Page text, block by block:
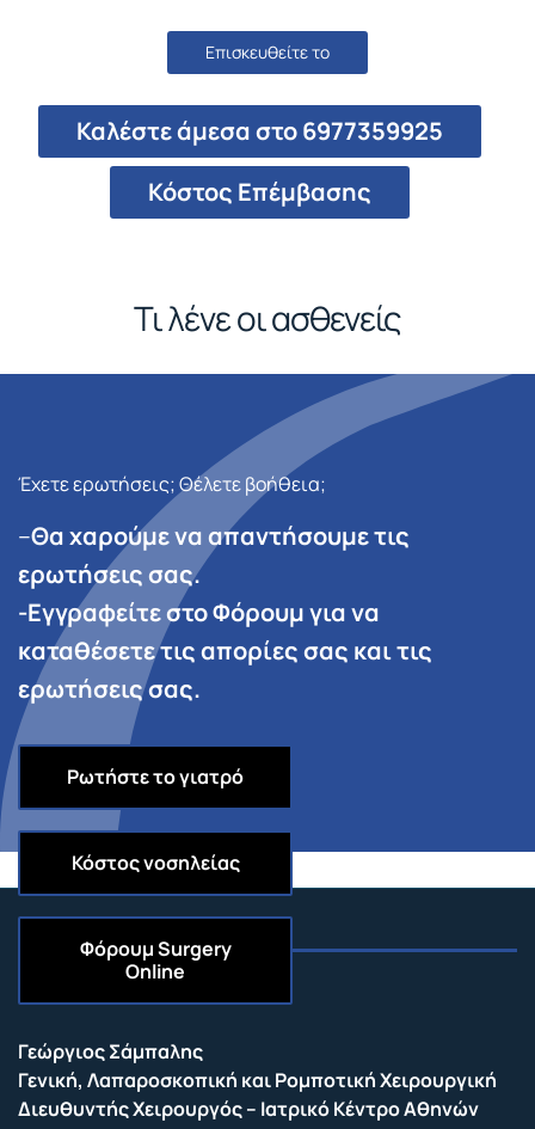
Επισκευθείτε το
Καλέστε άμεσα στο 6977359925
Κόστος Επέμβασης
Τι λένε οι ασθενείς
Έχετε ερωτήσεις; Θέλετε βοήθεια;
–Θα χαρούμε να απαντήσουμε τις
ερωτήσεις σας.
-Εγγραφείτε στο Φόρουμ για να
καταθέσετε τις απορίες σας και τις
ερωτήσεις σας.
Ρωτήστε το γιατρό
Κόστος νοσηλείας
ΦόρουμSurgery
Online
Γεώργιος Σάμπαλης
Γενική, Λαπαροσκοπική και Ρομποτική Χειρουργική
Διευθυντής Χειρουργός – Ιατρικό Κέντρο Αθηνών